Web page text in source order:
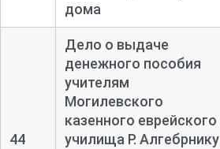
дома
44
Дело о выдаче
денежного пособия
учителям
Могилевского
казенного еврейского
училища Р. Алгебрнику